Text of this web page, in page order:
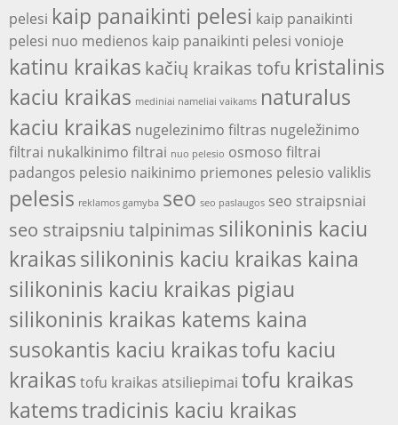
pelesi kaip panaikinti pelesi kaip panaikinti
pelesi nuo medienos kaip panaikinti pelesi vonioje
katinu kraikas kačių kraikas tofu kristalinis
kaciu kraikas mediniai nameliai vaikams naturalus
kaciu kraikas nugelezinimo filtras nugeležinimo
filtrai nukalkinimo filtrai nuo pelesio osmoso filtrai
padangos pelesio naikinimo priemones pelesio valiklis
pelesis reklamos gamyba seo seo paslaugos seo straipsniai
seo straipsniu talpinimas silikoninis kaciu
kraikassilikoninis kaciu kraikas kaina
silikoninis kaciu kraikas pigiau
silikoninis kraikas katems kaina
susokantis kaciu kraikastofu kaciu
kraikas tofu kraikas atsiliepimai tofu kraikas
katemstradicinis kaciu kraikas